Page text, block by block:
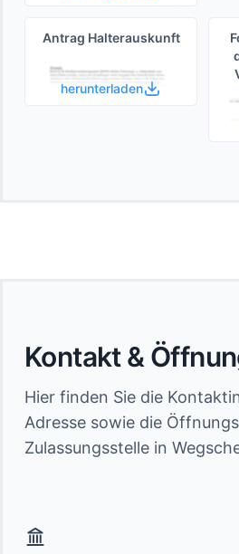
Antrag Halterauskunft
herunterladen
Kontakt &
Hier finden Sie die
Adresse sowie die
Zulassungsstelle in